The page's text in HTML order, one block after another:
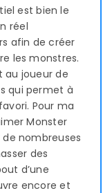
est bien le
réel
afin de créer
les monstres.
au joueur de
qui permet à
Pour ma
Monster
nombreuses
des
d’une
encore et